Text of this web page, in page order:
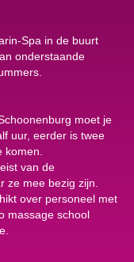
Spa in de buurt
onderstaande
moet je
uur, eerder is twee
van de
ze mee bezig zijn.
over personeel met
massage school